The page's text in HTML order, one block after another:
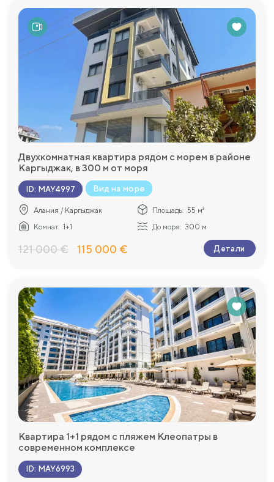
Двухкомнатная квартира рядом с морем в районе
Каргыджак, в 300 м от моря
ID: MAY4997 Вид на море
Алания / Каргыджак Площадь: 55 м²
Комнат: 1+1 До моря: 300 м
121 000 € 115 000 € Детали
Квартира 1+1 рядом с пляжем Клеопатры в
современном комплексе
ID: MAY6993